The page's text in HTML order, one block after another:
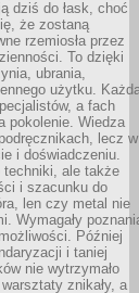
dziś do łask, choć
że zostaną
rzemiosła przez
To dzięki
ubrania,
użytku.
a fach
pokolenie. Wiedza
lecz w
i doświadczeniu.
techniki, ale także
i szacunku do
len czy metal nie
Wymagały
Później
i taniej
nie wytrzymało
znikały, a